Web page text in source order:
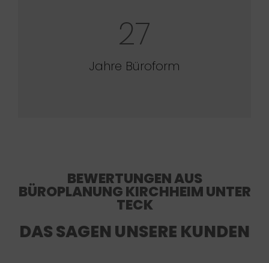
27
Jahre Büroform
BEWERTUNGEN AUS
BÜROPLANUNG KIRCHHEIM UNTER
TECK
DAS SAGEN UNSERE KUNDEN